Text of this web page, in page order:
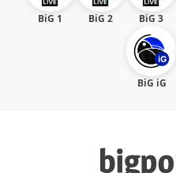
BiG 1 BiG 2 BiG 3
BiG iG